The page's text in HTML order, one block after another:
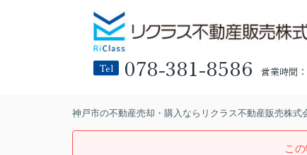
Tel 078-381-8586 営業時間
神戸市の不動産売却・購入ならリクラス不動産販売株式
こ